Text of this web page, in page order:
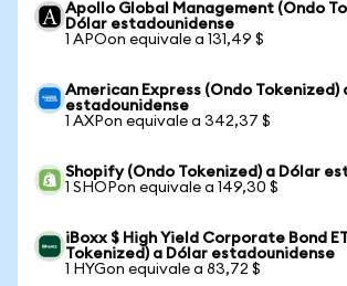
Apollo Global Management (Ondo
Dólar estadounidense
1 APOon equivale a 131,49 $
American Express (Ondo Tokenized)
estadounidense
1 AXPon equivale a 342,37 $
Shopify (Ondo Tokenized) a Dólar
1 SHOPon equivale a 149,30 $
iBoxx $ High Yield Corporate Bond
Tokenized) a Dólar estadounidense
1 HYGon equivale a 83,72 $